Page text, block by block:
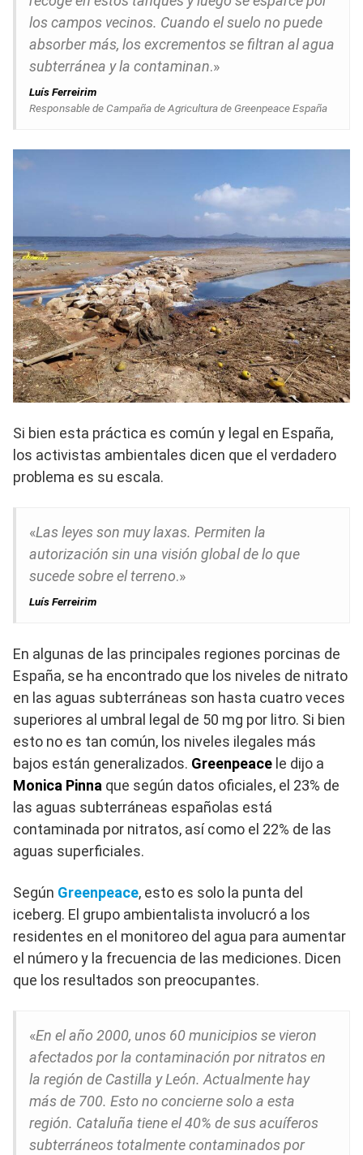
los campos vecinos. Cuando el suelo no puede
absorber más, los excrementos se filtran al agua
subterránea y la contaminan.»
Luís Ferreirim
Responsable de Campaña de Agricultura de Greenpeace España
Si bien esta práctica es común y legal en España,
los activistas ambientales dicen que el verdadero
problema es su escala.
«Las leyes son muy laxas. Permiten la
autorización sin una visión global de lo que
sucede sobre el terreno.»
Luís Ferreirim
En algunas de las principales regiones porcinas de
España, se ha encontrado que los niveles de nitrato
en las aguas subterráneas son hasta cuatro veces
superiores al umbral legal de 50 mg por litro. Si bien
esto no es tan común, los niveles ilegales más
bajos están generalizados. Greenpeace le dijo a
Monica Pinna que según datos oficiales, el 23% de
las aguas subterráneas españolas está
contaminada por nitratos, así como el 22% de las
aguas superficiales.
Según Greenpeace, esto es solo la punta del
iceberg. El grupo ambientalista involucró a los
residentes en el monitoreo del agua para aumentar
el número y la frecuencia de las mediciones. Dicen
que los resultados son preocupantes.
«En el año 2000, unos 60 municipios se vieron
afectados por la contaminación por nitratos en
la región de Castilla y León. Actualmente hay
más de 700. Esto no concierne solo a esta
región. Cataluña tiene el 40% de sus acuíferos
subterráneos totalmente contaminados por